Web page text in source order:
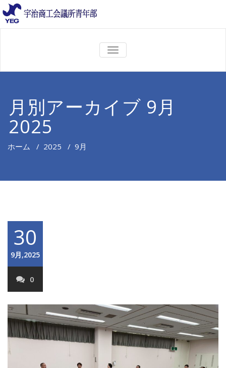
ナ
ビ
ン
切
月別アーカイブ 9月
2025
ホーム / 2025 / 9月
30
9月,2025
0